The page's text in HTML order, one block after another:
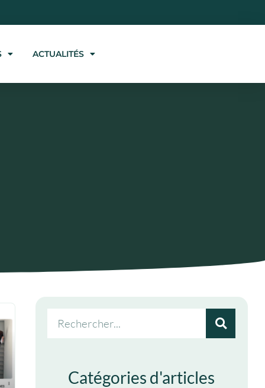
ACTUALITÉS
Catégories d'articles